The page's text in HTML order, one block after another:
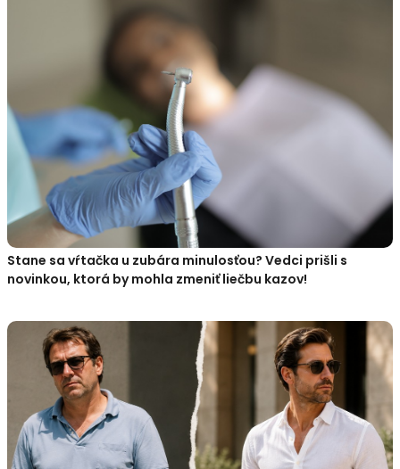
Stane sa vŕtačka u zubára minulosťou? Vedci prišli s
novinkou, ktorá by mohla zmeniť liečbu kazov!